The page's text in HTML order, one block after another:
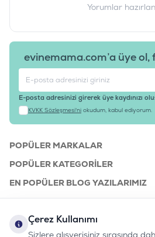
Yorumlar
evinemama.com’a üye ol,
E-posta adresinizi girerek üye kaydınızı
KVKK Sözleşmesi'ni okudum, kabul ediyorum.
POPÜLER MARKALAR
POPÜLER KATEGORILER
EN POPÜLER BLOG YAZILARIMIZ
KURUMSAL
Çerez Kullanımı
Sizlere alışverişiniz sırasında